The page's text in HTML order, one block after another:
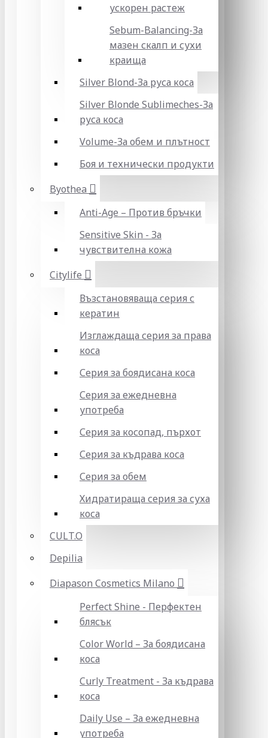
ускорен растеж
Sebum-Balancing-За
мазен скалп и сухи
краища
Silver Blond-За руса коса
Silver Blonde Sublіmeches-За
руса коса
Volume-За обем и плътност
Боя и технически продукти
Byothea
Anti-Age – Против бръчки
Sensitive Skin - За
чувствителна кожа
Citylife
Възстановяваща серия с
кератин
Изглаждаща серия за права
коса
Серия за боядисана коса
Серия за ежедневна
употреба
Серия за косопад, пърхот
Серия за къдрава коса
Серия за обем
Хидратираща серия за суха
коса
CULT.O
Depilia
Diapason Cosmetics Milano
Perfect Shine - Перфектен
блясък
Color World – За боядисана
коса
Curly Treatment - За къдрава
коса
Daily Use – За ежедневна
употреба